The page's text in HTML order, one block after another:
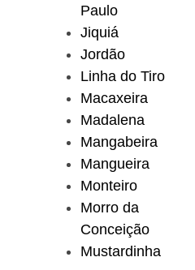
Paulo
Jiquiá
Jordão
Linha do Tiro
Macaxeira
Madalena
Mangabeira
Mangueira
Monteiro
Morro da
Conceição
Mustardinha